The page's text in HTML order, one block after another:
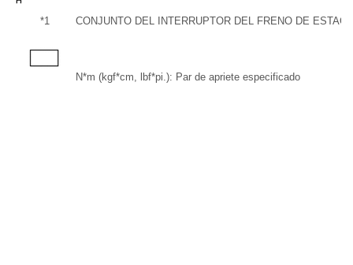
*1 CONJUNTO DEL INTERRUPTOR DEL FRENO DE
N*m (kgf*cm, lbf*pi.): Par de apriete especificado